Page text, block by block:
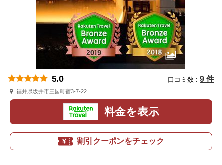
5.0 口コミ数 : 9 件
福井県坂井市三国町宿3-7-22
料金を表示
割引クーポンをチェック